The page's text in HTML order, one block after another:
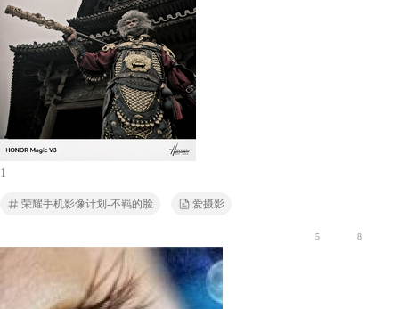
1
荣耀手机影像计划-不羁的脸 爱摄影
5 8